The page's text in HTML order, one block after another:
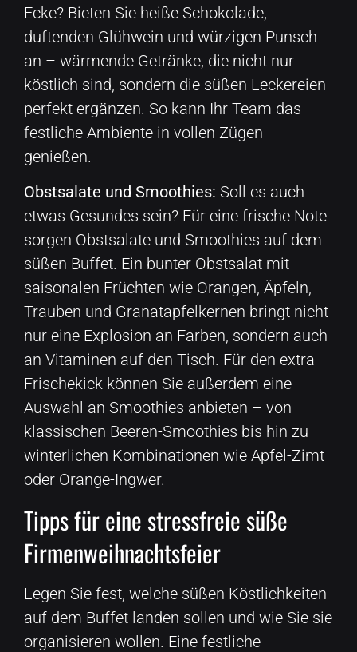
Ecke? Bieten Sie heiße Schokolade,
duftenden Glühwein und würzigen Punsch
an – wärmende Getränke, die nicht nur
köstlich sind, sondern die süßen Leckereien
perfekt ergänzen. So kann Ihr Team das
festliche Ambiente in vollen Zügen
genießen.
Obstsalate und Smoothies: Soll es auch
etwas Gesundes sein? Für eine frische Note
sorgen Obstsalate und Smoothies auf dem
süßen Buffet. Ein bunter Obstsalat mit
saisonalen Früchten wie Orangen, Äpfeln,
Trauben und Granatapfelkernen bringt nicht
nur eine Explosion an Farben, sondern auch
an Vitaminen auf den Tisch. Für den extra
Frischekick können Sie außerdem eine
Auswahl an Smoothies anbieten – von
klassischen Beeren-Smoothies bis hin zu
winterlichen Kombinationen wie Apfel-Zimt
oder Orange-Ingwer.
Tipps für eine stressfreie süße
Firmenweihnachtsfeier
Legen Sie fest, welche süßen Köstlichkeiten
auf dem Buffet landen sollen und wie Sie sie
organisieren wollen. Eine festliche